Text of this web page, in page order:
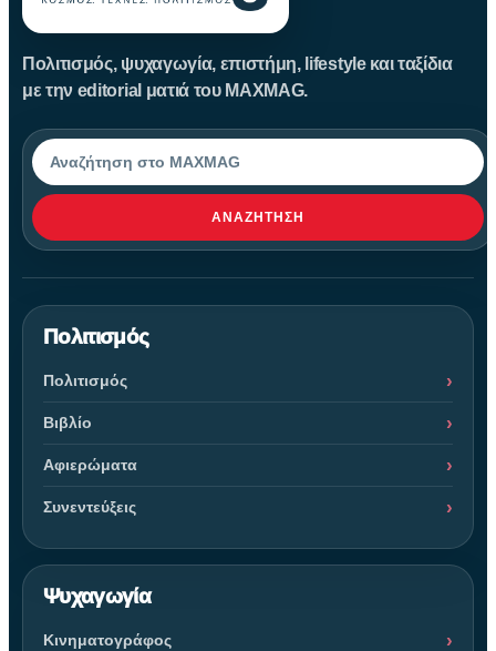
Πολιτισμός, ψυχαγωγία, επιστήμη, lifestyle και ταξίδια
με την editorial ματιά του MAXMAG.
Αναζήτηση
ΑΝΑΖΉΤΗΣΗ
Πολιτισμός
Πολιτισμός
Βιβλίο
Αφιερώματα
Συνεντεύξεις
Ψυχαγωγία
Κινηματογράφος